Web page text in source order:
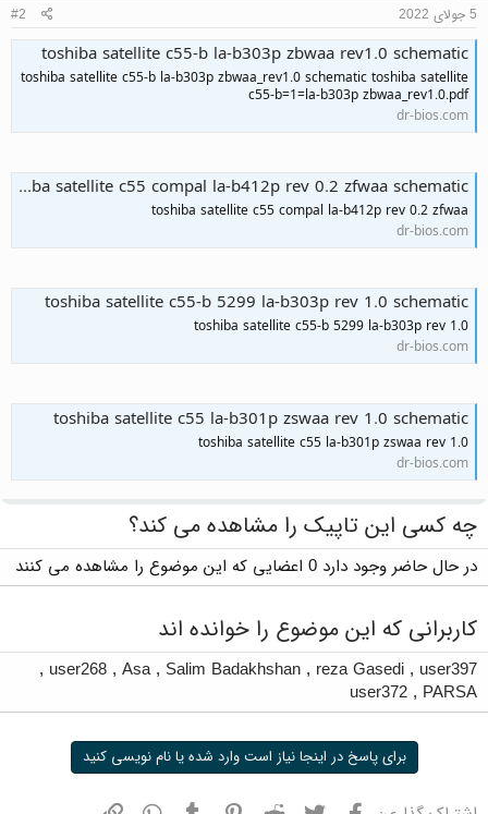
5 جولای 2022 #2
toshiba satellite c55-b la-b303p zbwaa rev1.0 schematic
toshiba satellite c55-b la-b303p zbwaa_rev1.0 schematic toshiba satellite
c55-b=1=la-b303p zbwaa_rev1.0.pdf
dr-bios.com
toshiba satellite c55 compal la-b412p rev 0.2 zfwaa schematic
toshiba satellite c55 compal la-b412p rev 0.2 zfwaa
dr-bios.com
toshiba satellite c55-b 5299 la-b303p rev 1.0 schematic
toshiba satellite c55-b 5299 la-b303p rev 1.0
dr-bios.com
toshiba satellite c55 la-b301p zswaa rev 1.0 schematic
toshiba satellite c55 la-b301p zswaa rev 1.0
dr-bios.com
چه کسی این تاپیک را مشاهده می کند؟
در حال حاضر وجود دارد 0 اعضایی که این موضوع را مشاهده می کنند
کاربرانی که این موضوع را خوانده اند
user397
,
reza Gasedi
,
Salim Badakhshan
,
Asa
,
user268
,
PARSA
,
user372
برای پاسخ در اینجا نیاز است وارد شده یا نام نویسی کنید